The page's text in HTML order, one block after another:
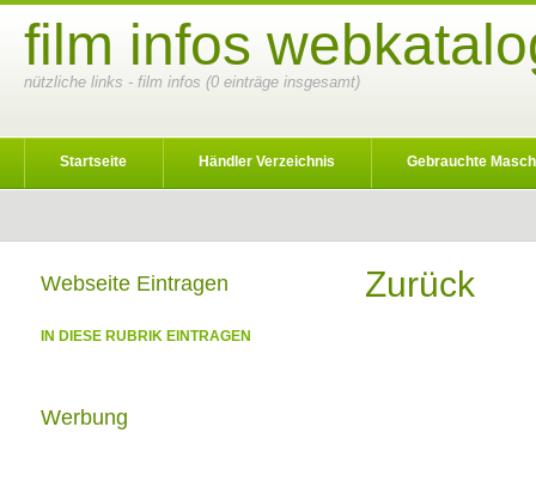
film infos
nützliche links - film infos (0 einträge insgesamt)
Startseite Händler Verzeichnis Gebrauchte
Zurück
Webseite Eintragen
IN DIESE RUBRIK EINTRAGEN
Werbung